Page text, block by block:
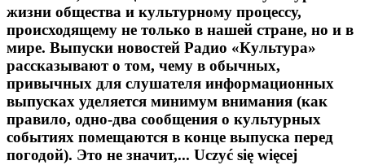
жизни общества и культурному процессу,
происходящему не только в нашей стране, но и в
мире. Выпуски новостей Радио «Культура»
рассказывают о том, чему в обычных,
привычных для слушателя информационных
выпусках уделяется минимум внимания (как
правило, одно-два сообщения о культурных
событиях помещаются в конце выпуска перед
погодой). Это не значит,... Uczyć się więcej